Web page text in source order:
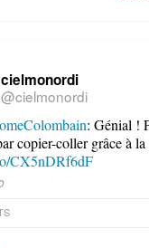
cielmonordi
@cielmonordi
: Génial !
copier-coller grâce à
CX5nDRf6dF